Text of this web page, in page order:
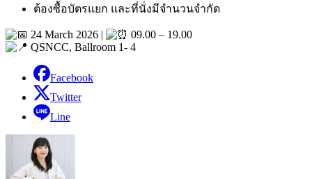
ต้องซื้อบัตรแยก และที่นั่งมีจำนวนจำกัด
24 March 2026 |
09.00 – 19.00
QSNCC, Ballroom 1- 4
Facebook
Twitter
Line